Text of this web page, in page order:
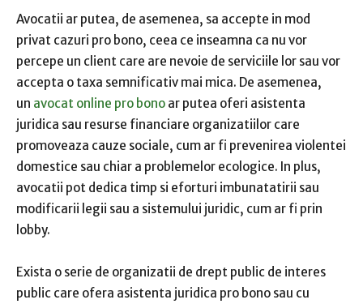
Avocatii ar putea, de asemenea, sa accepte in mod
privat cazuri pro bono, ceea ce inseamna ca nu vor
percepe un client care are nevoie de serviciile lor sau vor
accepta o taxa semnificativ mai mica. De asemenea,
un avocat online pro bono ar putea oferi asistenta
juridica sau resurse financiare organizatiilor care
promoveaza cauze sociale, cum ar fi prevenirea violentei
domestice sau chiar a problemelor ecologice. In plus,
avocatii pot dedica timp si eforturi imbunatatirii sau
modificarii legii sau a sistemului juridic, cum ar fi prin
lobby.
Exista o serie de organizatii de drept public de interes
public care ofera asistenta juridica pro bono sau cu